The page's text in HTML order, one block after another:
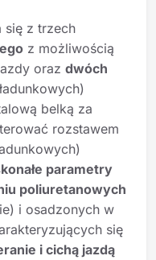
się z trzech
z możliwością
oraz dwóch
belką za
rozstawem
parametry
poliuretanowych
i osadzonych w
się
i cichą jazdą